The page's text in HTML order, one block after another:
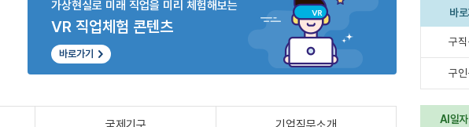
가상현실로 미래 직업을 미리 체험해보는
VR 직업체험 콘텐츠
바로가기
바
구
구
AI일